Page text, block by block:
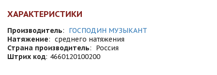
ХАРАКТЕРИСТИКИ
Производитель:
ГОСПОДИН МУЗЫКАНТ
Натяжение: среднего натяжения
Страна производитель:
Россия
Штрих код: 4660120100200